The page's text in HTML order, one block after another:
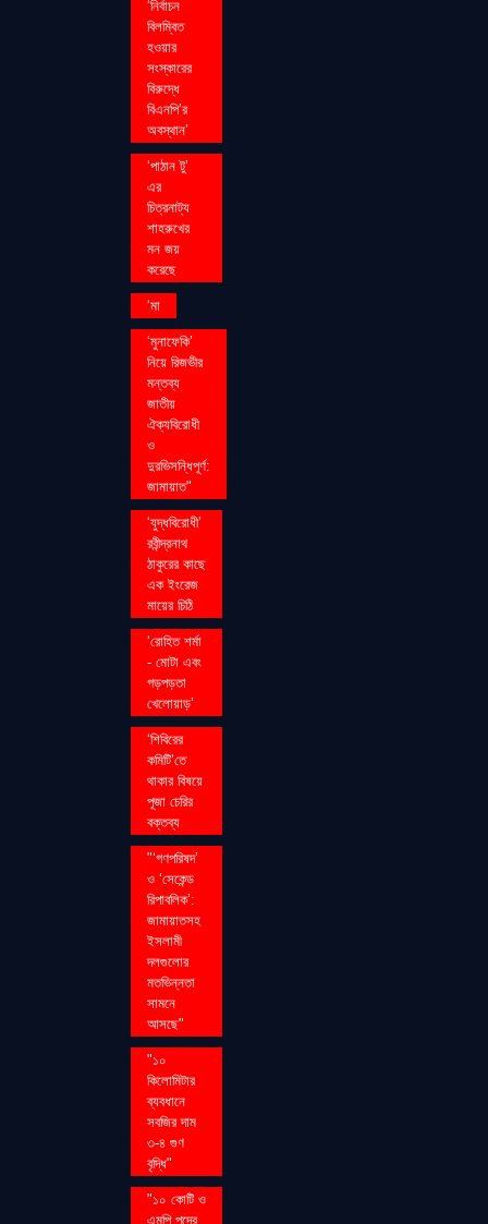
‘নির্বাচন
বিলম্বিত
হওয়ার
সংস্কারের
বিরুদ্ধে
বিএনপি’র
অবস্থান’
‘পাঠান টু’
এর
চিত্রনাট্য
শাহরুখের
মন জয়
করেছে
‘মা
‘মুনাফেকি’
নিয়ে রিজভীর
মন্তব্য
জাতীয়
ঐক্যবিরোধী
ও
দুরভিসন্ধিপূর্ণ:
জামায়াত"
‘যুদ্ধবিরোধী’
রবীন্দ্রনাথ
ঠাকুরের কাছে
এক ইংরেজ
মায়ের চিঠি
‘রোহিত শর্মা
- মোটা এবং
গড়পড়তা
খেলোয়াড়’
‘শিবিরের
কমিটি’তে
থাকার বিষয়ে
পূজা চেরির
বক্তব্য
"‘গণপরিষদ’
ও ‘সেকেন্ড
রিপাবলিক’:
জামায়াতসহ
ইসলামী
দলগুলোর
মতভিন্নতা
সামনে
আসছে"
"১০
কিলোমিটার
ব্যবধানে
সবজির দাম
৩-৪ গুণ
বৃদ্ধি"
"১০ কোটি ও
এমপি পদের